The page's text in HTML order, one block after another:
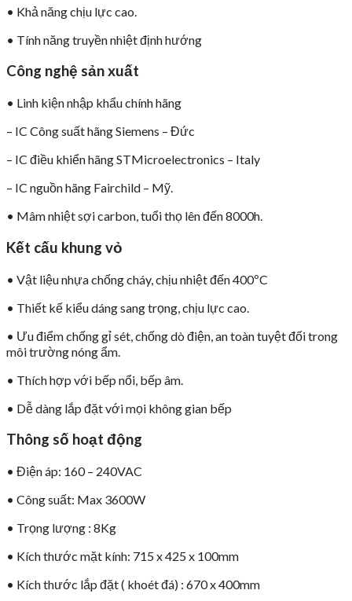
• Khả năng chịu lực cao.
• Tính năng truyền nhiệt định hướng
Công nghệ sản xuất
• Linh kiện nhập khẩu chính hãng
– IC Công suất hãng Siemens – Đức
– IC điều khiển hãng STMicroelectronics – Italy
– IC nguồn hãng Fairchild – Mỹ.
• Mâm nhiệt sợi carbon, tuổi thọ lên đến 8000h.
Kết cấu khung vỏ
• Vật liệu nhựa chống cháy, chịu nhiệt đến 400ºC
• Thiết kế kiểu dáng sang trọng, chịu lực cao.
• Ưu điểm chống gỉ sét, chống dò điện, an toàn tuyệt đối trong
môi trường nóng ẩm.
• Thích hợp với bếp nổi, bếp âm.
• Dễ dàng lắp đặt với mọi không gian bếp
Thông số hoạt động
• Điện áp: 160 – 240VAC
• Công suất: Max 3600W
• Trọng lượng : 8Kg
• Kích thước mặt kính: 715 x 425 x 100mm
• Kích thước lắp đặt ( khoét đá) : 670 x 400mm